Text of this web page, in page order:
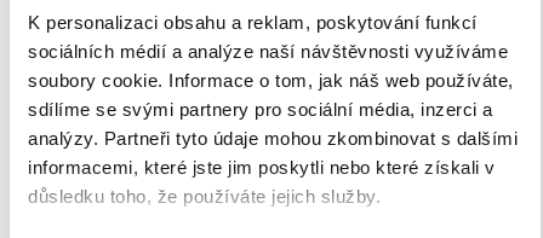
K personalizaci obsahu a reklam, poskytování funkcí
sociálních médií a analýze naší návštěvnosti využíváme
soubory cookie. Informace o tom, jak náš web používáte,
sdílíme se svými partnery pro sociální média, inzerci a
analýzy. Partneři tyto údaje mohou zkombinovat s dalšími
informacemi, které jste jim poskytli nebo které získali v
důsledku toho, že používáte jejich služby.
úpravanavíc garantuje dlouhou životnost i při
každodenním používání v náročném koupelnovém
prostředí..